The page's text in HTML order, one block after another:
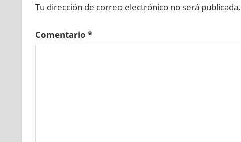
Tu dirección de correo electrónico no será publicada.
Comentario *